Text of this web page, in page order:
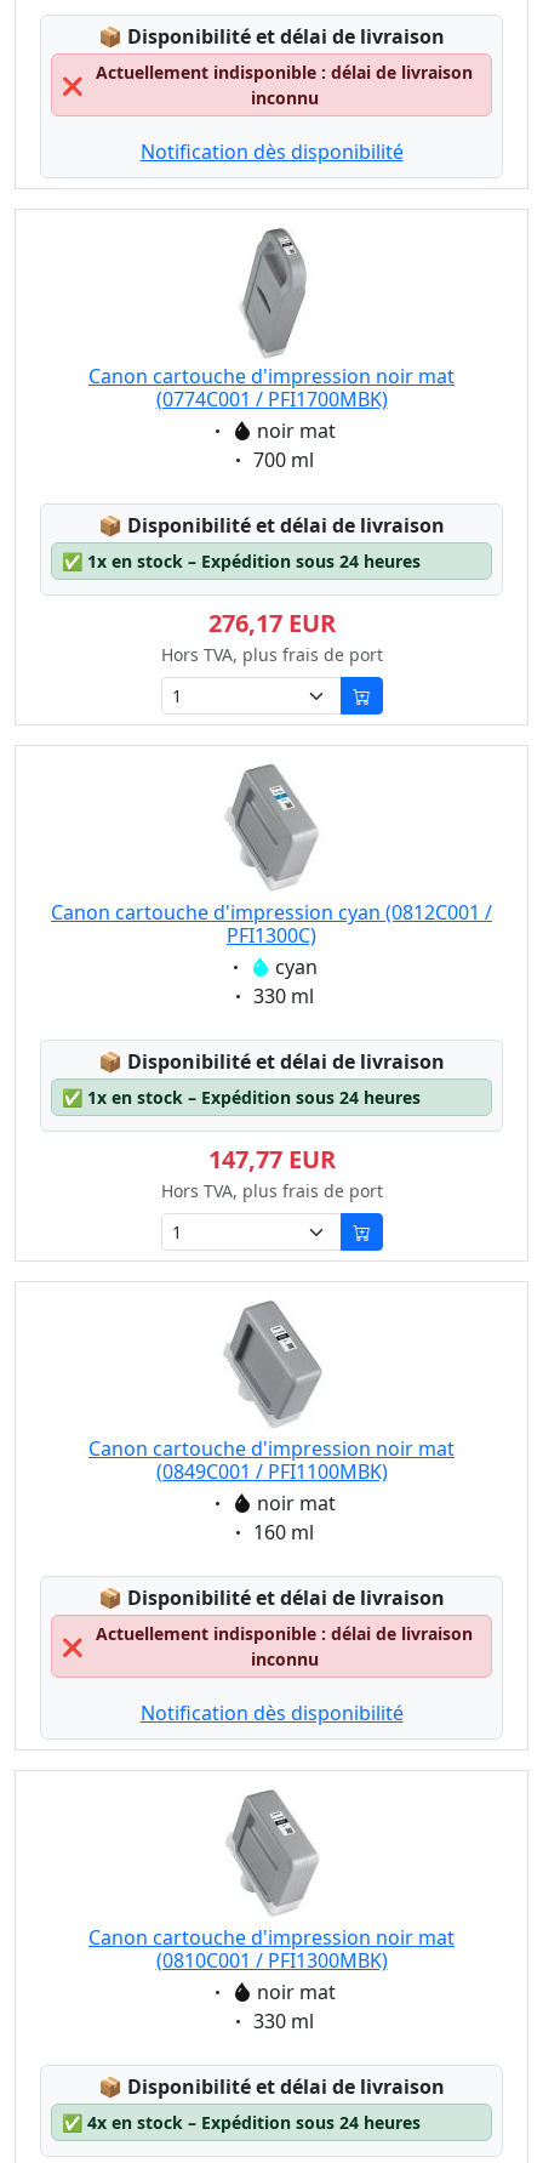
📦 Lagerstatus:
Disponibilité et délai de livraison
❌
Actuellement indisponible : délai de livraison
inconnu
Notification dès disponibilité
Canon cartouche d'impression noir mat
(0774C001 / PFI1700MBK)
Eigenschaft:
noir mat
Eigenschaft:
700 ml
📦 Lagerstatus:
Disponibilité et délai de livraison
✅ 1x en stock – Expédition sous 24 heures
276,17 EUR
Hors TVA, plus frais de port
Canon cartouche d'impression cyan (0812C001 /
PFI1300C)
Eigenschaft:
cyan
Eigenschaft:
330 ml
📦 Lagerstatus:
Disponibilité et délai de livraison
✅ 1x en stock – Expédition sous 24 heures
147,77 EUR
Hors TVA, plus frais de port
Canon cartouche d'impression noir mat
(0849C001 / PFI1100MBK)
Eigenschaft:
noir mat
Eigenschaft:
160 ml
📦 Lagerstatus:
Disponibilité et délai de livraison
❌
Actuellement indisponible : délai de livraison
inconnu
Notification dès disponibilité
Canon cartouche d'impression noir mat
(0810C001 / PFI1300MBK)
Eigenschaft:
noir mat
Eigenschaft:
330 ml
📦 Lagerstatus:
Disponibilité et délai de livraison
✅ 4x en stock – Expédition sous 24 heures